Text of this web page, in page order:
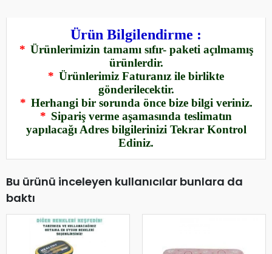
Ürün Bilgilendirme :
* Ürünlerimizin tamamı sıfır- paketi açılmamış
ürünlerdir.
* Ürünlerimiz Faturanız ile birlikte
gönderilecektir.
* Herhangi bir sorunda önce bize bilgi veriniz.
* Sipariş verme aşamasında teslimatın
yapılacağı Adres bilgilerinizi Tekrar Kontrol
Ediniz.
Bu ürünü inceleyen kullanıcılar bunlara da
baktı